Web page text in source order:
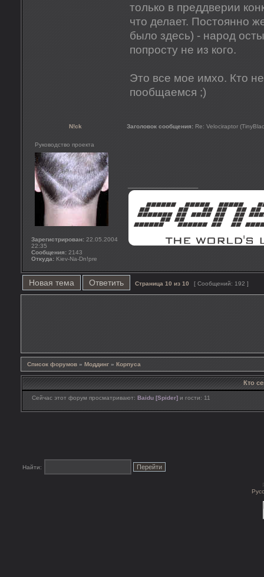
только в преддверии
что делает. Постоянно
было здесь) - народ
попросту не из кого.
Это все мое имхо. Кто
пообщаемся ;)
N!ck Заголовок сообщения: Re: Velociraptor
Руководство проекта
Зарегистрирован: 22.05.2004
22:35
Сообщения: 2143
Откуда: Kiev-Na-Dn!pre
Новая тема Ответить Страница 10 из 10 [ Сообщений: 192 ]
Список форумов » Моддинг » Корпуса
Кто
Сейчас этот форум просматривают: Baidu [Spider] и гости: 11
Найти: